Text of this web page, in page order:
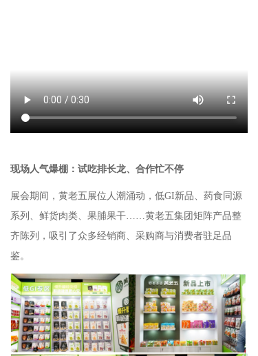
现场人气爆棚 ： 试吃排长龙、合作忙不停
展会期间，黄老五展位人潮涌动， 低GI新品、药食同源
系列、鲜货肉类、果脯果干……黄老五集团矩阵产品整
齐陈列，吸引了众多经销商、采购商与消费者驻足品
鉴。